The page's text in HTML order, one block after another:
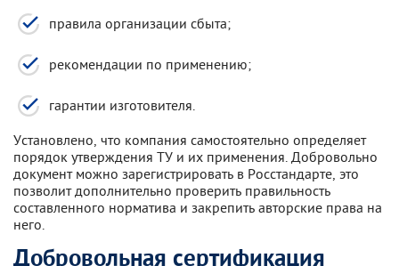
правила организации сбыта;
рекомендации по применению;
гарантии изготовителя.
Установлено, что компания самостоятельно определяет
порядок утверждения ТУ и их применения. Добровольно
документ можно зарегистрировать в Росстандарте, это
позволит дополнительно проверить правильность
составленного норматива и закрепить авторские права на
него.
Добровольная сертификация